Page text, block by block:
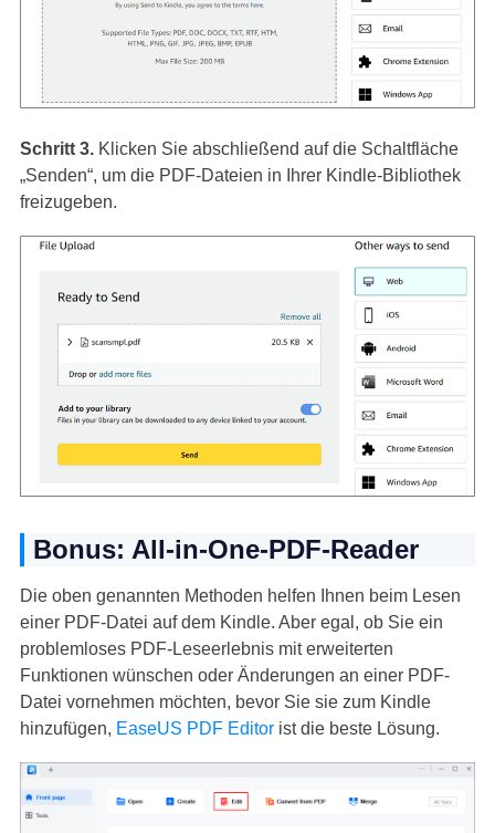
Schritt 3.Klicken Sie abschließend auf die Schaltfläche
„Senden“, um die PDF-Dateien in Ihrer Kindle-Bibliothek
freizugeben.
Bonus: All-in-One-PDF-Reader
Die oben genannten Methoden helfen Ihnen beim Lesen
einer PDF-Datei auf dem Kindle. Aber egal, ob Sie ein
problemloses PDF-Leseerlebnis mit erweiterten
Funktionen wünschen oder Änderungen an einer PDF-
Datei vornehmen möchten, bevor Sie sie zum Kindle
hinzufügen, EaseUS PDF Editorist die beste Lösung.